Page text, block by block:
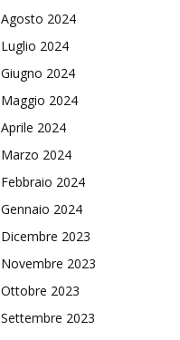
Agosto 2024
Luglio 2024
Giugno 2024
Maggio 2024
Aprile 2024
Marzo 2024
Febbraio 2024
Gennaio 2024
Dicembre 2023
Novembre 2023
Ottobre 2023
Settembre 2023